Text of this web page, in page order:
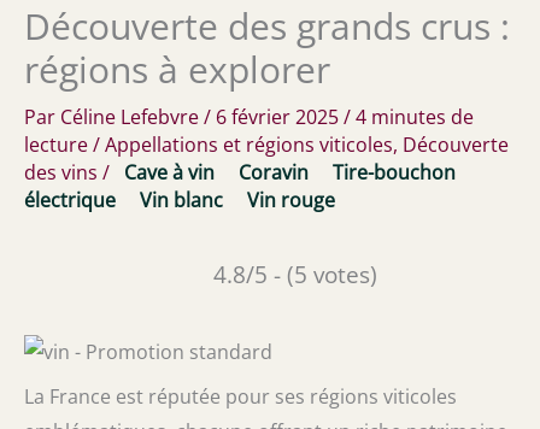
Découverte des grands crus :
régions à explorer
Par Céline Lefebvre/ 6 février 2025/4 minutes de
lecture/Appellations et régions viticoles, Découverte
des vins / Cave à vin Coravin
Tire-bouchon
électrique
Vin blanc Vin rouge
4.8/5 - (5 votes)
La France est réputée pour ses régions viticoles